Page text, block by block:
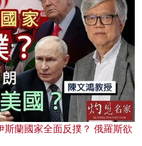
蘭國家全面反撲？ 俄羅斯欲